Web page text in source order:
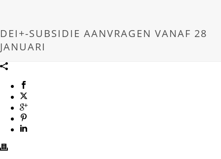
DEI+-SUBSIDIE AANVRAGEN VANAF 28
JANUARI